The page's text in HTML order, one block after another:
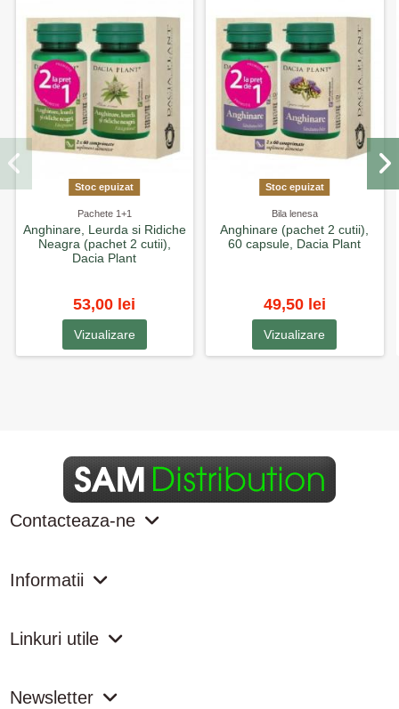
Stoc epuizat
Pachete 1+1
Anghinare, Leurda si Ridiche
Neagra (pachet 2 cutii),
Dacia Plant
53,00 lei
Vizualizare
Stoc epuizat
Bila lenesa
Anghinare (pachet 2 cutii),
60 capsule, Dacia Plant
49,50 lei
Vizualizare
Contacteaza-ne
Informatii
Linkuri utile
Newsletter